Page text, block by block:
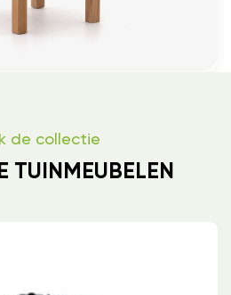
de collectie
TUINMEUBELEN